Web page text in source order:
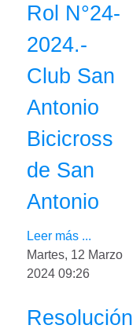
Rol N°24-
2024.-
Club San
Antonio
Bicicross
de San
Antonio
Leer más ...
Martes, 12 Marzo
2024 09:26
Resolución